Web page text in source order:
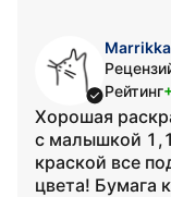
Marrikka
Рейтинг
Хорошая
с малышкой
краской все
цвета! Бумага